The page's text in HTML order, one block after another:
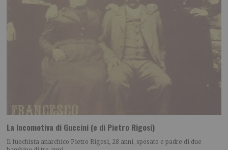
La locomotiva di Guccini (e di Pietro Rigosi)
Il fuochista anarchico Pietro Rigosi, 28 anni, sposato e padre di due